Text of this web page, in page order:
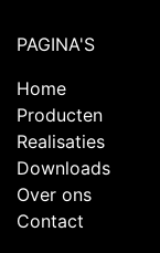
PAGINA'S
Home
Producten
Realisaties
Downloads
Over ons
Contact